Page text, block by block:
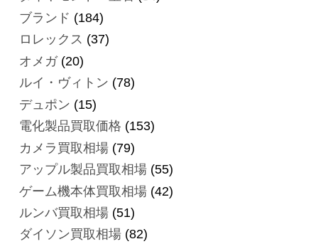
ブランド (184)
ロレックス (37)
オメガ(20)
ルイ・ヴィトン (78)
デュポン (15)
電化製品買取価格 (153)
カメラ買取相場(79)
アップル製品買取相場(55)
ゲーム機本体買取相場(42)
ルンバ買取相場(51)
ダイソン買取相場(82)